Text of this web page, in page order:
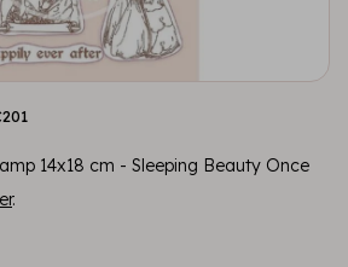
14x18 cm - Sleeping Beauty Once
.